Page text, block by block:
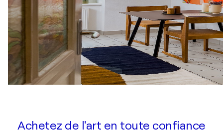
Achetez de l'art en toute confiance